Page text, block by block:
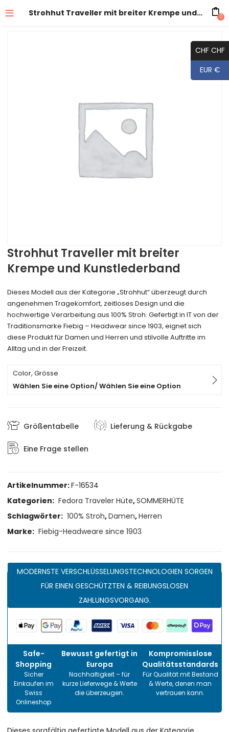
Strohhut Traveller mit breiter Krempe und Kunstlederband 0
Strohhut Traveller mit breiter
Krempe und Kunstlederband
Dieses Modell aus der Kategorie „Strohhut“ überzeugt durch
angenehmen Tragekomfort, zeitloses Design und die
hochwertige Verarbeitung aus 100% Stroh. Gefertigt in IT von der
Traditionsmarke Fiebig – Headwear since 1903, eignet sich
diese Produkt für Damen und Herren und stilvolle Auftritte im
Alltag und in der Freizeit.
Color, Grösse
Wählen Sie eine Option/ Wählen Sie eine Option
Größentabelle Lieferung & Rückgabe
Eine Frage stellen
Artikelnummer:F-16534
Kategorien: Fedora Traveler Hüte,SOMMERHÜTE
Schlagwörter: 100% Stroh,Damen,Herren
Marke: Fiebig-Headweare since 1903
MODERNSTE VERSCHLÜSSELUNGSTECHNOLOGIEN SORGEN
FÜR EINEN GESCHÜTZTEN & REIBUNGSLOSEN
ZAHLUNGSVORGANG.
Safe-
Shopping
Sicher
Einkaufen im
Swiss
Onlineshop
Bewusst gefertigt in
Europa
Nachhaltigkeit – für
kurze Lieferwege & Werte
die überzeugen.
Kompromisslose
Qualitätsstandards
Für Qualität mit Bestand
& Werte, denen man
vertrauen kann.
CHF CHF
EUR €